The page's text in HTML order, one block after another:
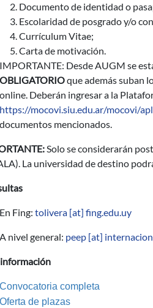
Documento de identidad o
Escolaridad de posgrado y/o
Currículum Vitae;
Carta de motivación.
IMPORTANTE: Desde AUGM se
OBLIGATORIOque además suban
online. Deberán ingresar a la
https://mocovi.siu.edu.ar/mocovi/
documentos mencionados.
Solo se considerarán
La universidad de destino
En Fing: tolivera [at] fing.edu.uy
A nivel general: peep [at]
Convocatoria completa
Oferta de plazas